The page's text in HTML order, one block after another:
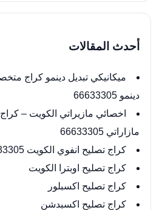
أحدث المقالات
ميكانيكي تبديل دينمو كراج
دينمو 66633305
اخصائي مازيراتي الكويت –
مازاراتي 66633305
كراج تصليح انفوي الكويت 66633305 اخصائي جيمس
كراج تصليح اوبترا الكويت
كراج تصليح اكسبلور
كراج تصليح اكسبدشن